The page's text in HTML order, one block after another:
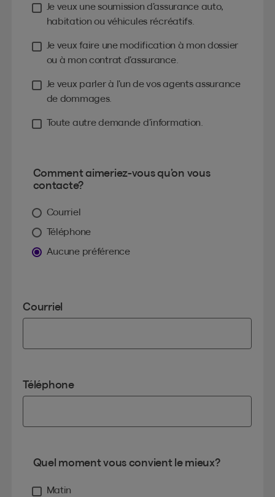
Je veux une soumission d’assurance auto,
habitation ou véhicules récréatifs.
Je veux faire une modification à mon dossier
ou à mon contrat d’assurance.
Je veux parler à l’un de vos agents assurance
de dommages.
Toute autre demande d’information.
Comment aimeriez-vous qu’on vous
contacte?
Courriel
Téléphone
Aucune préférence
Courriel
Téléphone
Quel moment vous convient le mieux?
Matin